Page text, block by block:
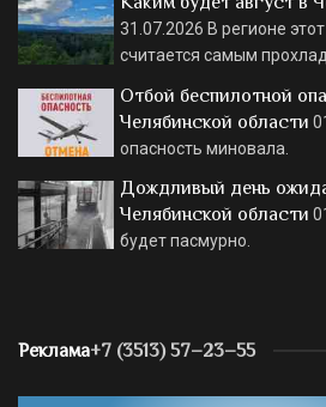
31.07.2026 В регионе
считается самым
Отбой беспилотной
Челябинской области
опасность миновала.
Дождливый день
Челябинской области
будет пасмурно.
Реклама+7 (3513) 57–23–55